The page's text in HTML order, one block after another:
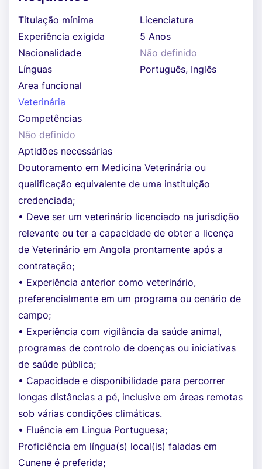
Titulação mínima
Licenciatura
Experiência exigida
5 Anos
Nacionalidade
Não definido
Línguas
Português, Inglês
Area funcional
Veterinária
Competências
Não definido
Aptidões necessárias
Doutoramento em Medicina Veterinária ou
qualificação equivalente de uma instituição
credenciada;
• Deve ser um veterinário licenciado na jurisdição
relevante ou ter a capacidade de obter a licença
de Veterinário em Angola prontamente após a
contratação;
• Experiência anterior como veterinário,
preferencialmente em um programa ou cenário de
campo;
• Experiência com vigilância da saúde animal,
programas de controlo de doenças ou iniciativas
de saúde pública;
• Capacidade e disponibilidade para percorrer
longas distâncias a pé, inclusive em áreas remotas
sob várias condições climáticas.
• Fluência em Língua Portuguesa;
Proficiência em língua(s) local(is) faladas em
Cunene é preferida;